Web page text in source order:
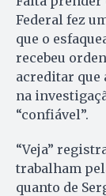
Federal fez
que o
recebeu
acreditar que
na
“confiável”.
“Veja”
trabalham
quanto de